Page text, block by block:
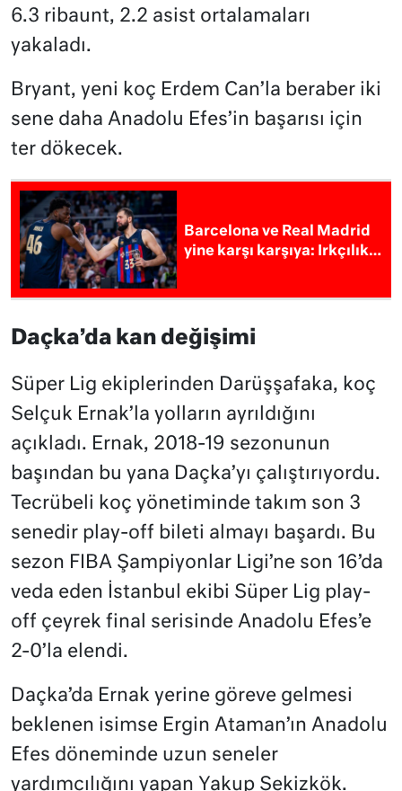
6.3 ribaunt, 2.2 asist ortalamaları
yakaladı.
Bryant, yeni koç Erdem Can’la beraber iki
sene daha Anadolu Efes’in başarısı için
ter dökecek.
Barcelona ve Real Madrid
yine karşı karşıya: Irkçılık…
Daçka’da kan değişimi
Süper Lig ekiplerinden Darüşşafaka, koç
Selçuk Ernak’la yolların ayrıldığını
açıkladı. Ernak, 2018-19 sezonunun
başından bu yana Daçka’yı çalıştırıyordu.
Tecrübeli koç yönetiminde takım son 3
senedir play-off bileti almayı başardı. Bu
sezon FIBA Şampiyonlar Ligi’ne son 16’da
veda eden İstanbul ekibi Süper Lig play-
off çeyrek final serisinde Anadolu Efes’e
2-0’la elendi.
Daçka’da Ernak yerine göreve gelmesi
beklenen isimse Ergin Ataman’ın Anadolu
Efes döneminde uzun seneler
yardımcılığını yapan Yakup Sekizkök.